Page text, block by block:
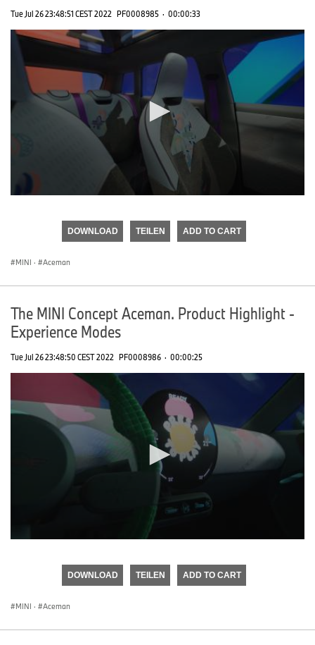
Tue Jul 26 23:48:51 CEST 2022 PF0008985 · 00:00:33
DOWNLOAD TEILEN ADD TO CART
MINI · Aceman
The MINI Concept Aceman. Product Highlight -
Experience Modes
Tue Jul 26 23:48:50 CEST 2022 PF0008986 · 00:00:25
DOWNLOAD TEILEN ADD TO CART
MINI · Aceman